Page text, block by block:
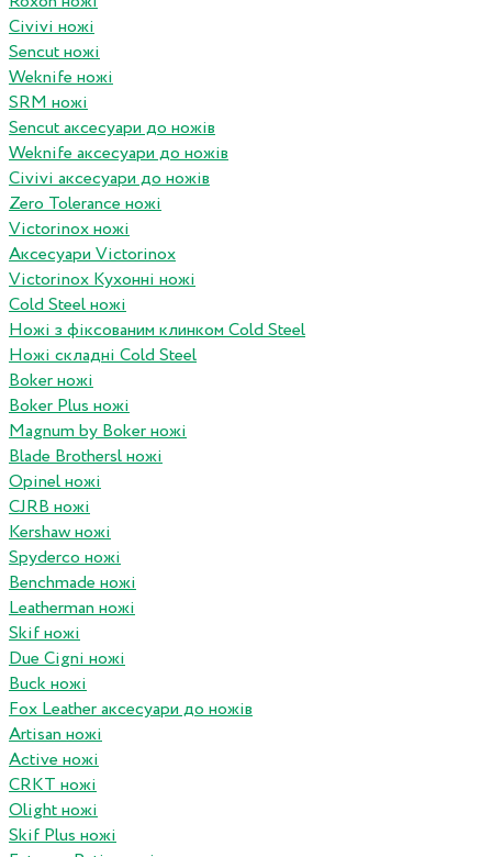
Civivi ножі
Sencut ножі
Weknife ножі
SRM ножі
Sencut аксесуари до ножів
Weknife аксесуари до ножів
Civivi аксесуари до ножів
Zero Tolerance ножі
Victorinox ножі
Аксесуари Victorinox
Victorinox Кухонні ножі
Cold Steel ножі
Ножі з фіксованим клинком Cold Steel
Ножі складні Cold Steel
Boker ножі
Boker Plus ножі
Magnum by Boker ножі
Blade Brothersl ножі
Opinel ножі
CJRB ножі
Kershaw ножі
Spyderco ножі
Benchmade ножі
Leatherman ножі
Skif ножі
Due Cigni ножі
Buck ножі
Fox Leather аксесуари до ножів
Artisan ножі
Active ножі
CRKT ножі
Olight ножі
Skif Plus ножі